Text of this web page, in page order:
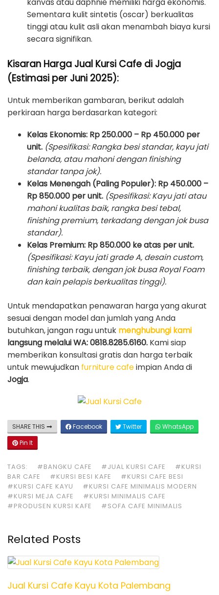
Sementara kulit sintetis (oscar) berkualitas
tinggi atau kulit asli akan menambah biaya kursi
secara signifikan.
Kisaran Harga Jual Kursi Cafe di Jogja
(Estimasi per Juni 2025):
Untuk memberikan gambaran, berikut adalah
perkiraan harga berdasarkan kategori:
Kelas Ekonomis: Rp 250.000 – Rp 450.000 per
unit. (Spesifikasi: Rangka besi standar, kayu jati
belanda, atau mahoni dengan finishing
standar tanpa jok).
Kelas Menengah (Paling Populer): Rp 450.000 –
Rp 850.000 per unit. (Spesifikasi: Kayu jati atau
mahoni kualitas baik, rangka besi tebal,
finishing premium, terkadang dengan jok busa
standar).
Kelas Premium: Rp 850.000 ke atas per unit.
(Spesifikasi: Kayu jati grade A, desain custom,
finishing terbaik, dengan jok busa Royal Foam
dan kain pelapis berkualitas tinggi).
Untuk mendapatkan penawaran harga yang akurat
sesuai dengan model dan jumlah yang Anda
butuhkan, jangan ragu untuk menghubungi kami
langsung melalui WA: 0818.8285.6160. Kami siap
memberikan konsultasi gratis dan harga terbaik
untuk mewujudkan furniture cafeimpian Anda di
Jogja.
SHARE THIS Facebook Twitter
WhatsApp
Pin It
TAGS: #BANGKU CAFE #JUAL KURSI CAFE
#KURSI
BAR CAFE
#KURSI BESI KAFE
#KURSI CAFE BESI
#KURSI CAFE KAYU
#KURSI CAFE MINIMALIS MODERN
#KURSI MEJA CAFE
#KURSI MINIMALIS CAFE
#PRODUSEN KURSI KAFE
#SOFA CAFE MINIMALIS
Related Posts
Jual Kursi Cafe Kayu Kota Palembang